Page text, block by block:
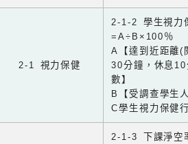
2-1 視力保健
2-1-2 學生視力
=A÷B×100％
A【達到近距離(
30分鐘，休息
數】
B【受調查學生
C學生視力保健
2-1-3 下課淨空